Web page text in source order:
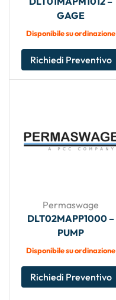
GAGE
Disponibile su ordinazione
Richiedi Preventivo
Permaswage
DLT02MAPP1000 –
PUMP
Disponibile su ordinazione
Richiedi Preventivo